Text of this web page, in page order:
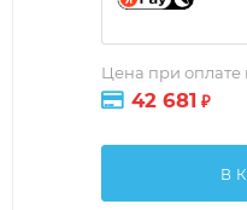
Цена при оплате
42 681 ₽
В